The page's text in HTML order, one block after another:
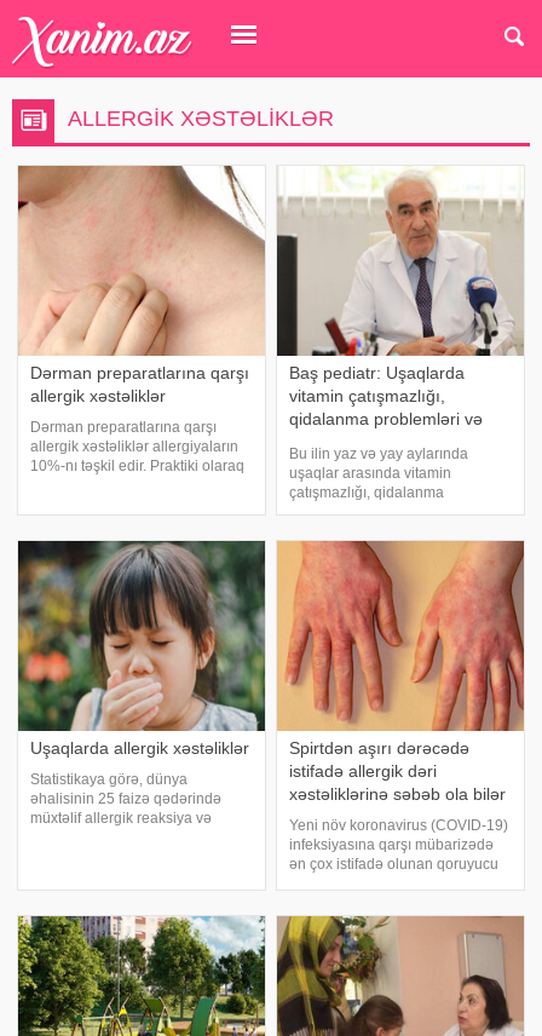
ALLERGIK XƏSTƏLIKLƏR
Dərman preparatlarına qarşı
allergik xəstəliklər
Dərman preparatlarına qarşı
allergik xəstəliklər allergiyaların
10%-nı təşkil edir. Praktiki olaraq
Dərman allergiyasını
Baş pediatr: Uşaqlarda
vitamin çatışmazlığı,
qidalanma problemləri və
rast gəlinir
Bu ilin yaz və yay aylarında
uşaqlar arasında vitamin
çatışmazlığı, qidalanma
problemləri və allergik
bildirir ki, Səhiyyə Nazirliyinin
baş pediatrı Nəsib Quliyevin
verdiyi məlumata görə
Uşaqlarda allergik xəstəliklər
Statistikaya görə, dünya
əhalisinin 25 faizə qədərində
müxtəlif allergik reaksiya və
fəsadlar yarad
Spirtdən aşırı dərəcədə
istifadə allergik dəri
xəstəliklərinə səbəb ola bilər
Yeni növ koronavirus (COVID-19)
infeksiyasına qarşı mübarizədə
ən çox istifadə olunan qoruyucu
barədə Bakıdakı 15 nömrəli
poliklinikanın həkim-dermatoloq